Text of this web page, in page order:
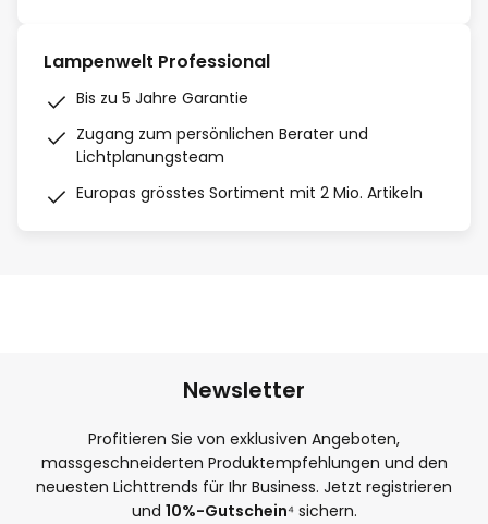
Lampenwelt Professional
Bis zu 5 Jahre Garantie
Zugang zum persönlichen Berater und
Lichtplanungsteam
Europas grösstes Sortiment mit 2 Mio. Artikeln
Newsletter
Profitieren Sie von exklusiven Angeboten,
massgeschneiderten Produktempfehlungen und den
neuesten Lichttrends für Ihr Business. Jetzt registrieren
und 10%-Gutschein⁴ sichern.